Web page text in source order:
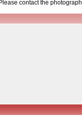
contact the